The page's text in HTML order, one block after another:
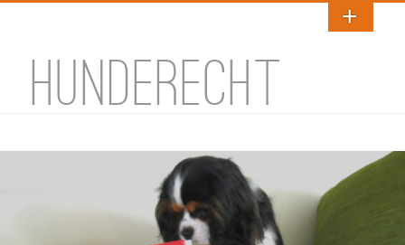
HUNDERECHT